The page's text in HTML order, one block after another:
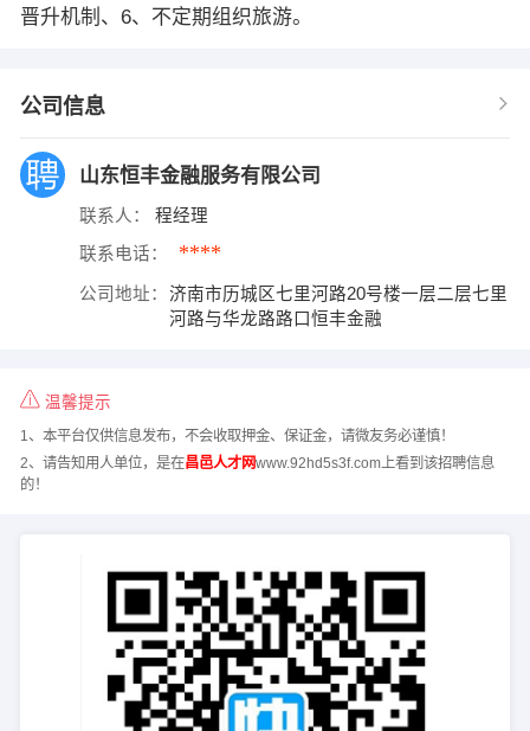
晋升机制、6、不定期组织旅游。
公司信息
山东恒丰金融服务有限公司
联系人： 程经理
联系电话： ****
公司地址：
济南市历城区七里河路20号楼一层二层七里
河路与华龙路路口恒丰金融
温馨提示
1、本平台仅供信息发布，不会收取押金、保证金，请微友务必谨慎！
2、请告知用人单位，是在昌邑人才网www.92hd5s3f.com上看到该招聘信息
的！